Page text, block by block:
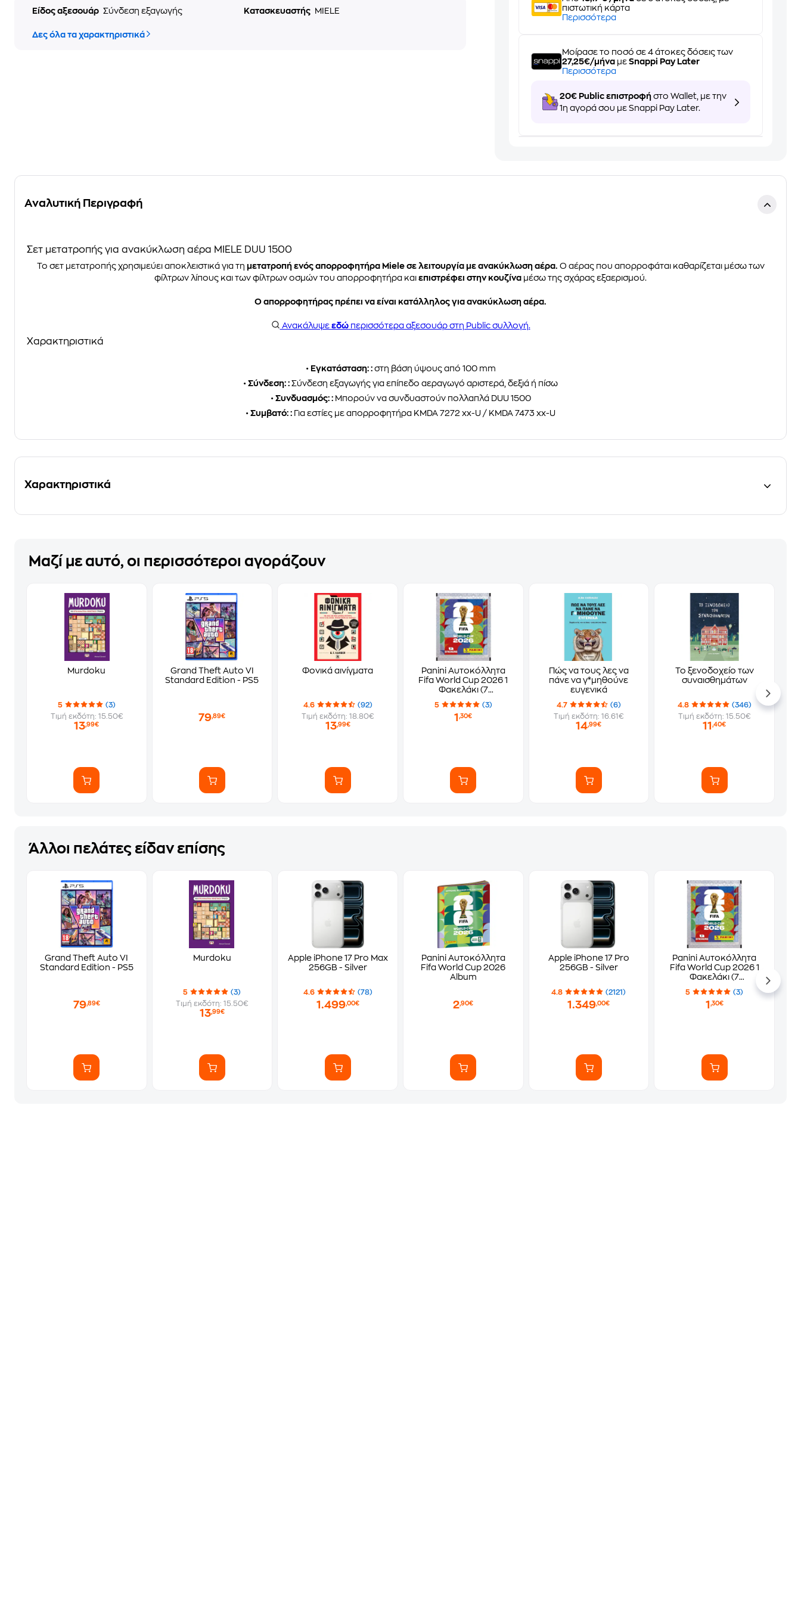
Είδος αξεσουάρ Σύνδεση εξαγωγής Κατασκευαστής MIELE
Δες όλα τα χαρακτηριστικά
πιστωτική κάρτα
Περισσότερα
Μοίρασε το ποσό σε 4 άτοκες δόσεις των
27,25€/μήνα μεSnappi Pay Later
Περισσότερα
20€ Public επιστροφή στο Wallet, με την
1η αγορά σου με Snappi Pay Later.
Αναλυτική Περιγραφή
Σετ μετατροπής για ανακύκλωση αέρα MIELE DUU 1500
Το σετ μετατροπής χρησιμεύει αποκλειστικά για τη μετατροπή ενός απορροφητήρα Miele σε λειτουργία με ανακύκλωση αέρα. Ο αέρας που απορροφάται καθαρίζεται μέσω των
φίλτρων λίπους και των φίλτρων οσμών του απορροφητήρα και επιστρέφει στην κουζίνα μέσω της σχάρας εξαερισμού.
Ο απορροφητήρας πρέπει να είναι κατάλληλος για ανακύκλωση αέρα.
Ανακάλυψε εδώπερισσότερα αξεσουάρ στη Public συλλογή.
Χαρακτηριστικά
•Εγκατάσταση: :στη βάση ύψους από 100 mm
• Σύνδεση: : Σύνδεση εξαγωγής για επίπεδο αεραγωγό αριστερά, δεξιά ή πίσω
•Συνδυασμός: :Μπορούν να συνδυαστούν πολλαπλά DUU 1500
• Συμβατό: : Για εστίες με απορροφητήρα KMDA 7272 xx-U / KMDA 7473 xx-U
Χαρακτηριστικά
Μαζί με αυτό, οι περισσότεροι αγοράζουν
Murdoku
5
(3)
Τιμή εκδότη: 15.50€
13,99€
Grand Theft Auto VI
Standard Edition - PS5
79,89€
Φονικά αινίγματα
4.6
(92)
Τιμή εκδότη: 18.80€
13,99€
Panini Αυτοκόλλητα
Fifa World Cup 2026 1
Φακελάκι (7
Αυτοκόλλητα)
5 (3)
1,30€
Πώς να τους λες να
πάνε να γ*μηθούνε
ευγενικά
4.7
(6)
Τιμή εκδότη: 16.61€
14,99€
Το ξενοδοχείο των
συναισθημάτων
4.8
(346)
Τιμή εκδότη: 15.50€
11,40€
Άλλοι πελάτες είδαν επίσης
Grand Theft Auto VI
Standard Edition - PS5
79,89€
Murdoku
5
(3)
Τιμή εκδότη: 15.50€
13,99€
Apple iPhone 17 Pro Max
256GB - Silver
4.6 (78)
1.499,00€
Panini Αυτοκόλλητα
Fifa World Cup 2026
Album
2,90€
Apple iPhone 17 Pro
256GB - Silver
4.8 (2121)
1.349,00€
Panini Αυτοκόλλητα
Fifa World Cup 2026 1
Φακελάκι (7
Αυτοκόλλητα)
5 (3)
1 ,30€